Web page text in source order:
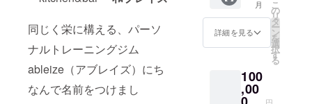
同じく栄に構える、パーソ
ナルトレーニングジム
ableize（アブレイズ）にち
なんで名前をつけまし
ツ紺色
・食事
券→有
月末ま
で 「ご
希望のT
だけま
す。
（選べ
るお
酒
パン・
焼酎・
ウイス
月
詳細を見る
こ
の
リ
タ
ー
ン
を
選
択
す
る
100
,00